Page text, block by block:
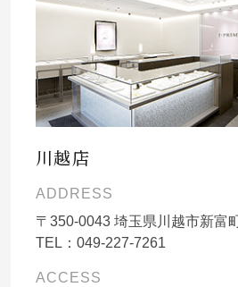
川越店
ADDRESS
〒350-0043 埼玉県川越市新富
TEL：049-227-7261
ACCESS